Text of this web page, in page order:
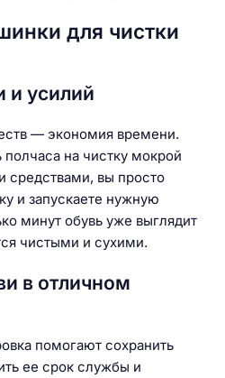
для чистки
и усилий
— экономия времени.
полчаса на чистку мокрой
средствами, вы просто
и запускаете нужную
минут обувь уже выглядит
чистыми и сухими.
в отличном
помогают сохранить
ее срок службы и